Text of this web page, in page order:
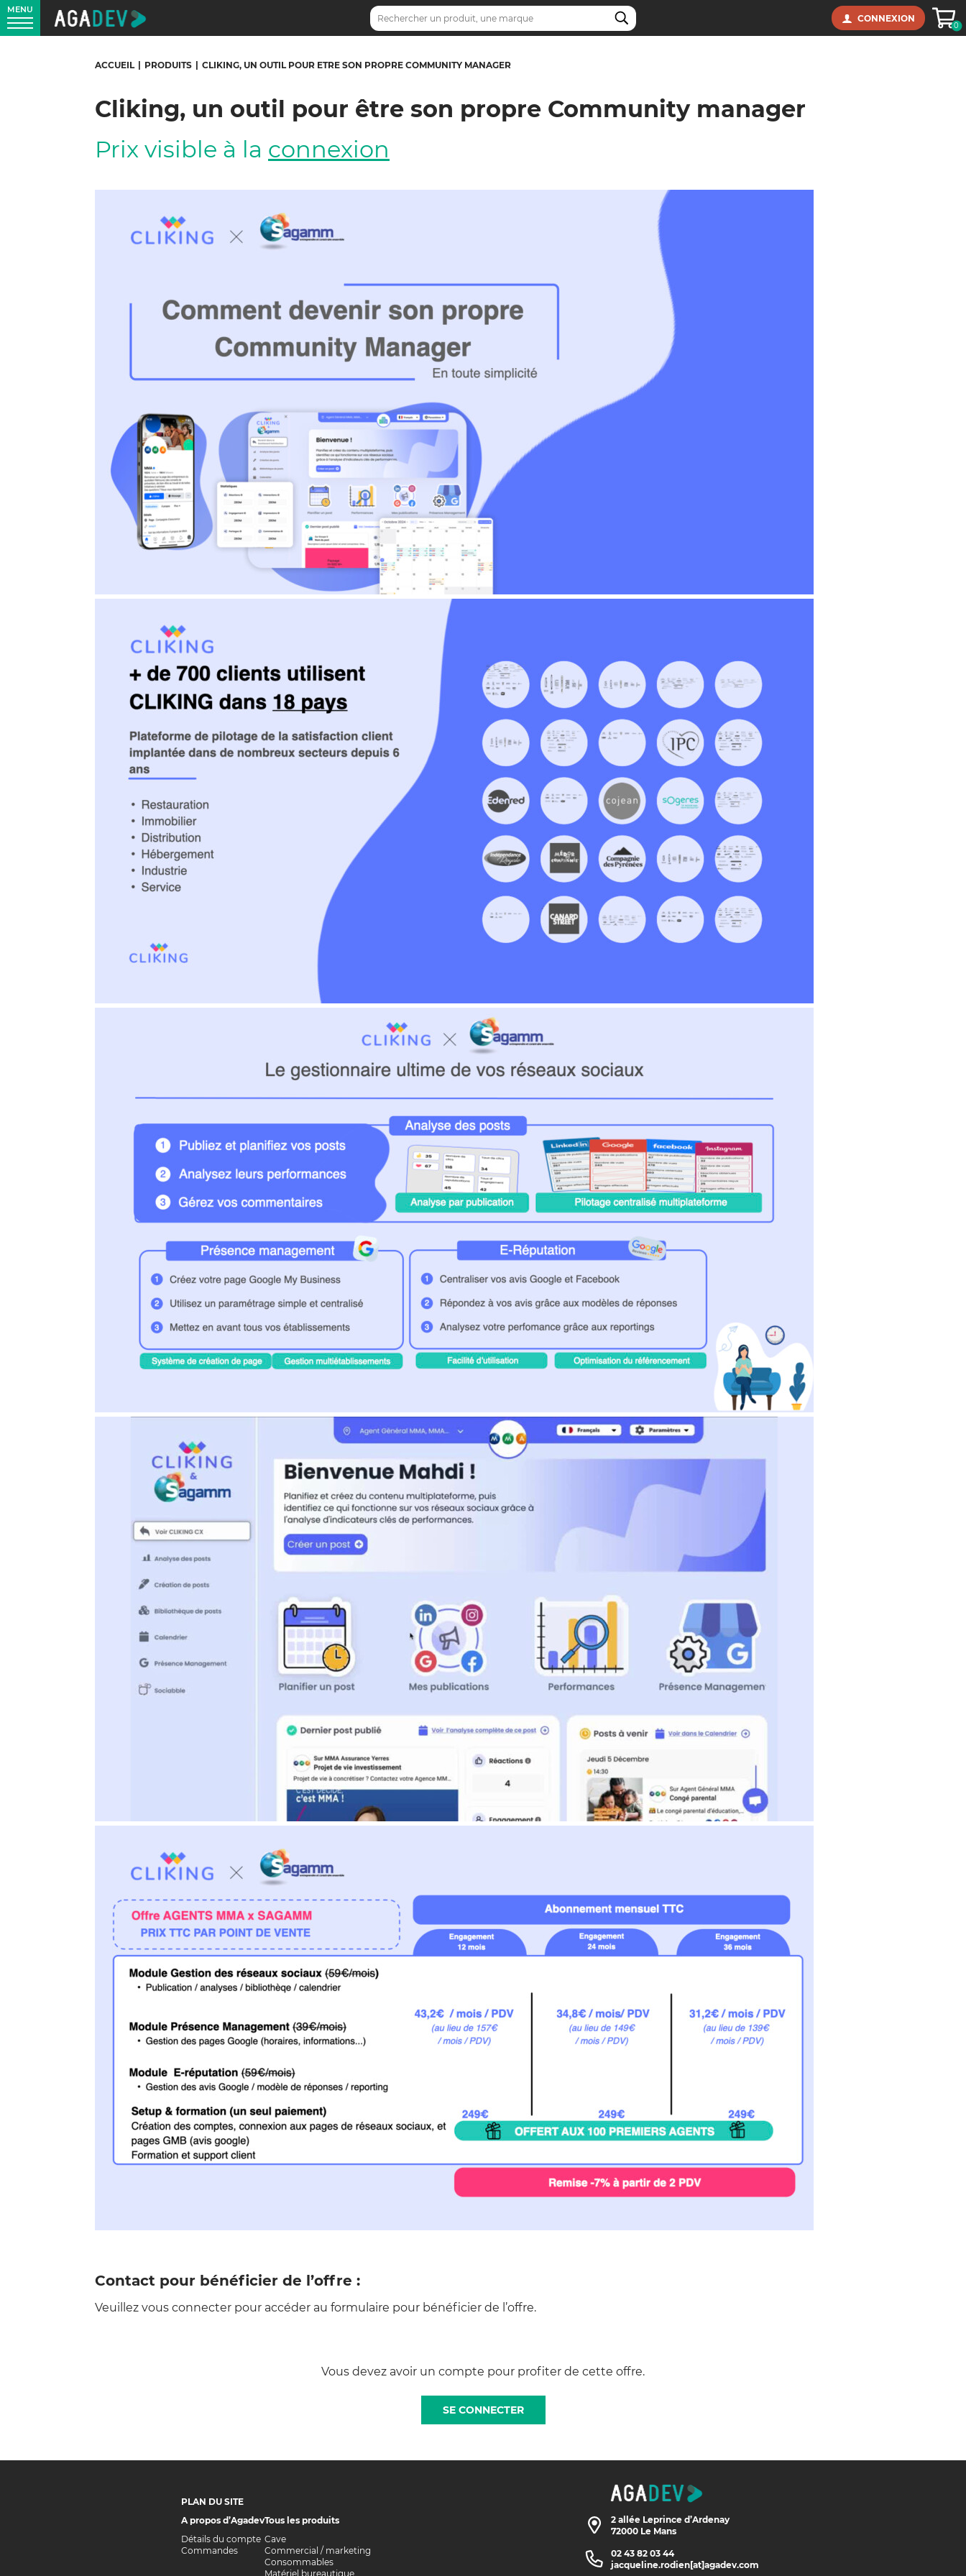
MENU Recherche CONNEXION
0
ACCUEIL PRODUITS CLIKING, UN OUTIL POUR ÊTRE SON PROPRE COMMUNITY MANAGER
Cliking, un outil pour être son propre Community manager
Prix visible à la connexion
Contact pour bénéficier de l’offre :
Veuillez vous connecter pour accéder au formulaire pour bénéficier de l’offre.
Vous devez avoir un compte pour profiter de cette offre.
SE CONNECTER
PLAN DU SITE
A propos d’Agadev
Détails du compte
Commandes
Tous les produits
Cave
Commercial / marketing
Consommables
Matériel bureautique
2 allée Leprince d’Ardenay
72000 Le Mans
02 43 82 03 44
jacqueline.rodien[at]agadev.com